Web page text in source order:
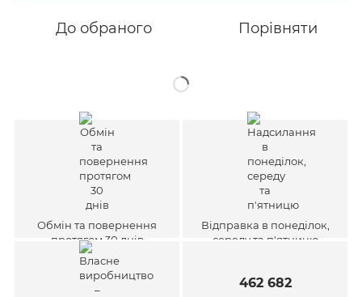
До обраного Порівняти
Обмін та повернення
протягом 30 днів
Відправка в понеділок,
середу та п'ятницю
462 682